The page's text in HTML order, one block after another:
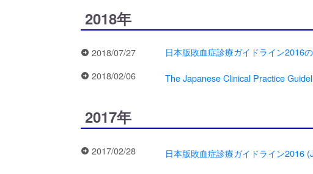
2018年
2018/07/27
日本版敗血症診療ガイドライン2016
2018/02/06
The Japanese Clinical Practice
2017年
2017/02/28 日本版敗血症診療ガイドライン2016